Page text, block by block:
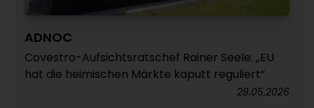
ADNOC
Covestro-Aufsichtsratschef Rainer Seele: „EU
hat die heimischen Märkte kaputt reguliert“
28.05.2026